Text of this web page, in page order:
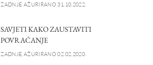
ZADNJE AŽURIRANO 31.10.2022.
SAVJETI KAKO ZAUSTAVITI
POVRAĆANJE
ZADNJE AŽURIRANO 02.02.2020.